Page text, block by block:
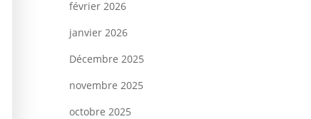
février 2026
janvier 2026
Décembre 2025
novembre 2025
octobre 2025